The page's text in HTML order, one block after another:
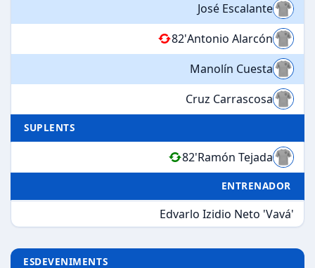
José Escalante
82'Antonio Alarcón
Manolín Cuesta
Cruz Carrascosa
SUPLENTS
82'Ramón Tejada
ENTRENADOR
Edvarlo Izidio Neto 'Vavá'
ESDEVENIMENTS